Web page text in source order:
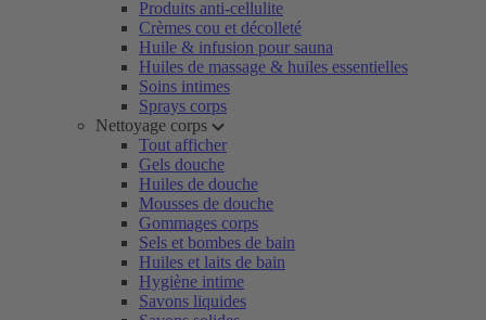
Produits anti-cellulite
Crèmes cou et décolleté
Huile & infusion pour sauna
Huiles de massage & huiles essentielles
Soins intimes
Sprays corps
Nettoyage corps
Tout afficher
Gels douche
Huiles de douche
Mousses de douche
Gommages corps
Sels et bombes de bain
Huiles et laits de bain
Hygiène intime
Savons liquides